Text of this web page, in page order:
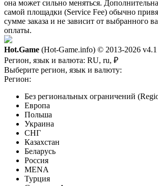
она может сильно меняться.
самой площадки (Service Fee) обычно
сумме заказа и не зависит от выбранного
оплаты.
Hot.Game (Hot-Game.info) © 2013-2026 v4.1
Регион, язык и валюта: RU, ru, ₽
Выберите регион, язык и валюту:
Регион:
Без региональных ограничений
Европа
Польша
Украина
СНГ
Казахстан
Беларусь
Россия
MENA
Турция